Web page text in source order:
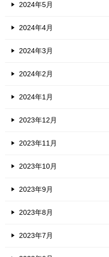
2024年5月
2024年4月
2024年3月
2024年2月
2024年1月
2023年12月
2023年11月
2023年10月
2023年9月
2023年8月
2023年7月